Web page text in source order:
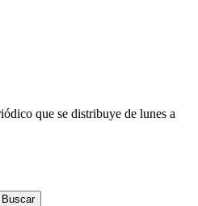
que se distribuye de lunes a